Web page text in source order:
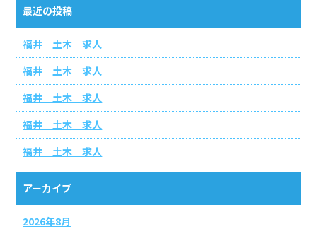
最近の投稿
福井 土木 求人
福井 土木 求人
福井 土木 求人
福井 土木 求人
福井 土木 求人
アーカイブ
2026年8月